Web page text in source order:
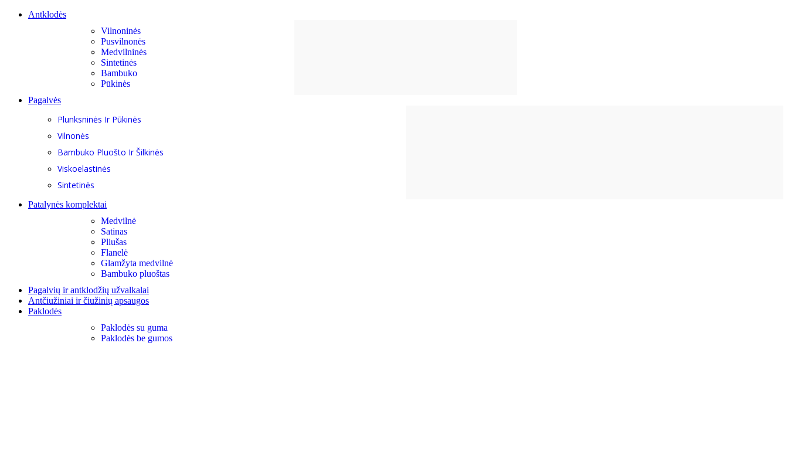
Antklodės
Vilnoninės
Pusvilnonės
Medvilninės
Sintetinės
Bambuko
Pūkinės
Pagalvės
Plunksninės Ir Pūkinės
Vilnonės
Bambuko Pluošto Ir Šilkinės
Viskoelastinės
Sintetinės
Patalynės komplektai
Medvilnė
Satinas
Pliušas
Flanelė
Glamžyta medvilnė
Bambuko pluoštas
Pagalvių ir antklodžių užvalkalai
Antčiužiniai ir čiužinių apsaugos
Paklodės
Paklodės su guma
Paklodės be gumos